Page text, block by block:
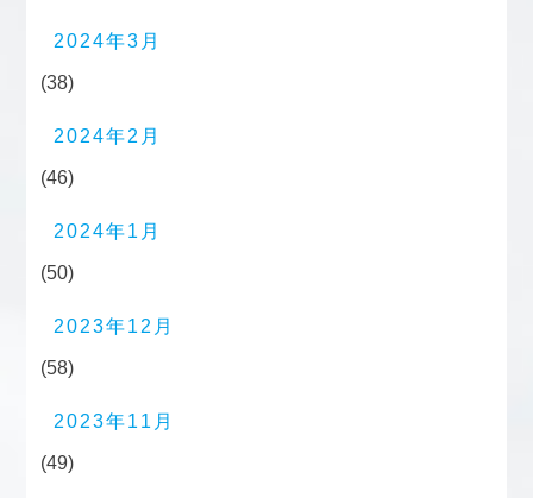
2024年3月
(38)
2024年2月
(46)
2024年1月
(50)
2023年12月
(58)
2023年11月
(49)